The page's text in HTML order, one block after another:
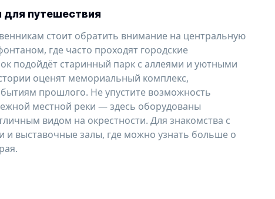
путешествия
стоит обратить внимание на центральную
где часто проходят городские
подойдёт старинный парк с аллеями и уютными
оценят мемориальный комплекс,
прошлого. Не упустите возможность
местной реки — здесь оборудованы
видом на окрестности. Для знакомства с
и выставочные залы, где можно узнать больше о